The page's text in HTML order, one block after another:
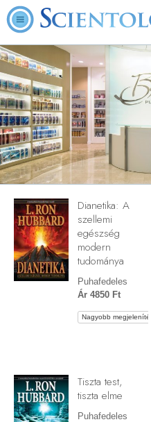
Dianetika: A
szellemi
egészség
modern
tudománya
Puhafedeles
Ár 4850 Ft
Nagyobb megjelenítés
Tiszta test,
tiszta elme
Puhafedeles